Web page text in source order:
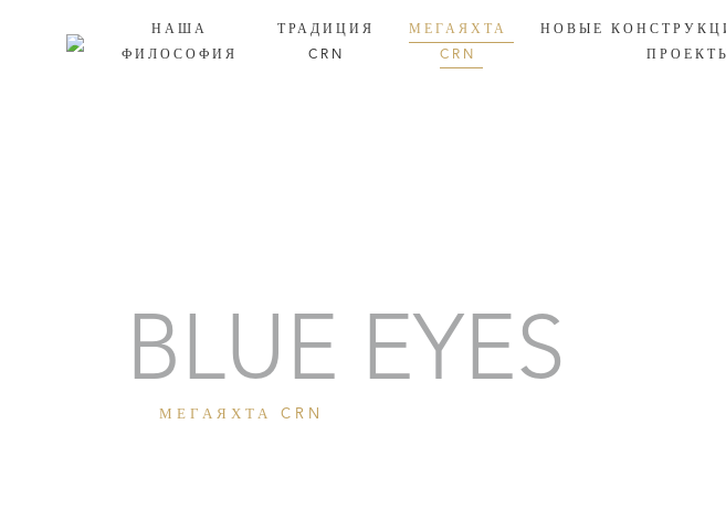
НАША
ФИЛОСОФИЯ
ТРАДИЦИЯ
CRN
МЕГАЯХТА
CRN
НОВЫЕ
BLUE EYES
МЕГАЯХТА CRN